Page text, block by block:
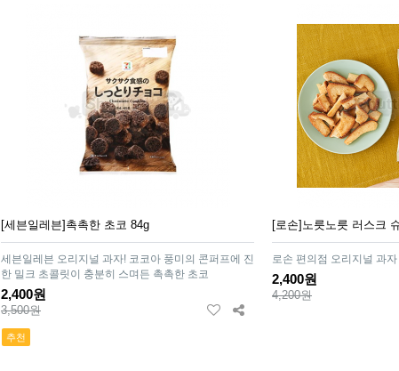
[세븐일레븐]촉촉한 초코 84g
세븐일레븐 오리지널 과자! 코코아 풍미의 콘퍼프에 진
한 밀크 초콜릿이 충분히 스며든 촉촉한 초코
2,400원
3,500원
추천
[로손]노릇노릇 러스크
로손 편의점 오리지널 과자
2,400원
4,200원